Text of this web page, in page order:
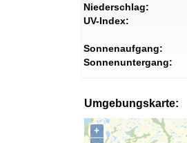
Niederschlag:
UV-Index:
Sonnenaufgang:
Sonnenuntergang:
Umgebungskarte:
+